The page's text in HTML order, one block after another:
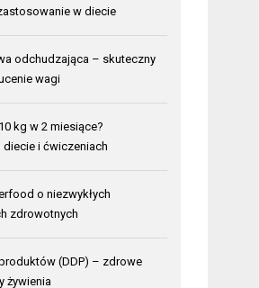
w diecie
odchudzająca – skuteczny
wagi
kg w 2 miesiące?
i ćwiczeniach
o niezwykłych
zdrowotnych
(DDP) – zdrowe
żywienia